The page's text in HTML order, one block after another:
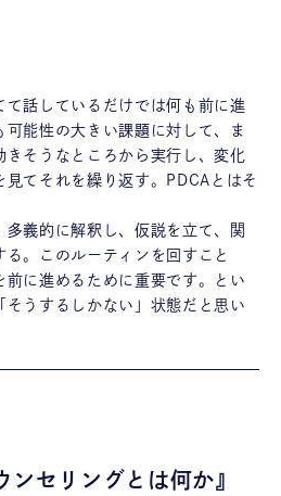
て話しているだけでは何も前に進
能性の大きい課題に対して、ま
きそうなところから実行し、変化
てそれを繰り返す。PDCAとはそ
多義的に解釈し、仮説を立て、関
。このルーティンを回すこと
前に進めるために重要です。とい
そうするしかない」状態だと思い
ンセリングとは何か』